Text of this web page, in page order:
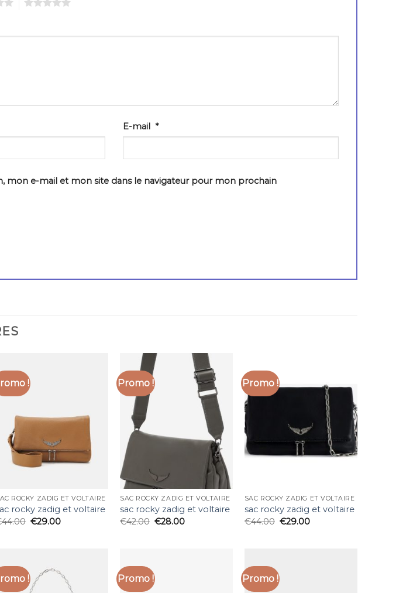
E-mail*
mon e-mail et mon site dans le navigateur pour mon prochain
!
ROCKY ZADIG ET VOLTAIRE
rocky zadig et voltaire
44.00 €29.00
Promo !
SAC ROCKY ZADIG ET VOLTAIRE
sac rocky zadig et voltaire
€42.00 €28.00
Promo !
SAC ROCKY ZADIG ET VOLTAIRE
sac rocky zadig et voltaire
€44.00 €29.00
! Promo ! Promo !